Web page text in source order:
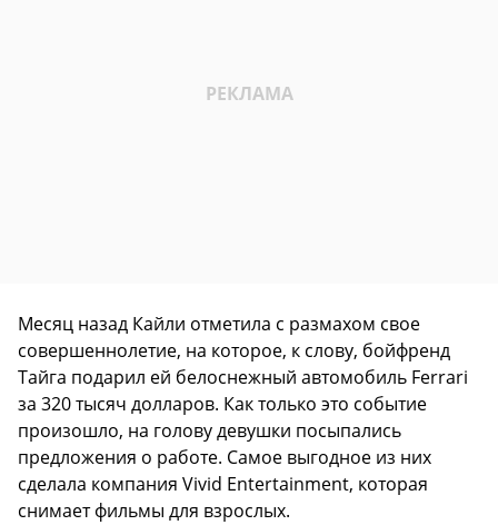
Месяц назад Кайли отметила с размахом свое
совершеннолетие, на которое, к слову, бойфренд
Тайга подарил ей белоснежный автомобиль Ferrari
за 320 тысяч долларов. Как только это событие
произошло, на голову девушки посыпались
предложения о работе. Самое выгодное из них
сделала компания Vivid Entertainment, которая
снимает фильмы для взрослых.